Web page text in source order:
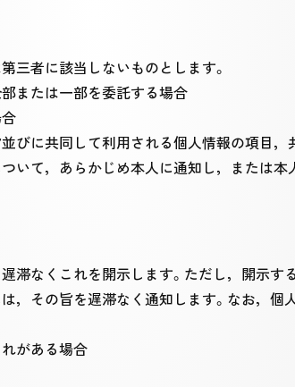
三者に該当しないものとします。
または一部を委託する場合
びに共同して利用される個人情報の項目
いて，あらかじめ本人に通知し，または
滞なくこれを開示します。ただし，開示
その旨を遅滞なく通知します。なお，個
がある場合